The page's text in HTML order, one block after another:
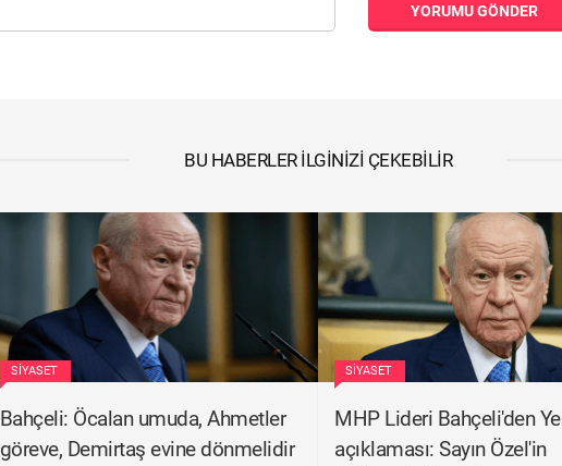
YORUMU GÖNDER
BU HABERLER İLGINIZI ÇEKEBILIR
SIYASET
Bahçeli: Öcalan umuda, Ahmetler
göreve, Demirtaş evine dönmelidir
SIYASET
MHP Lideri Bahçeli'den
açıklaması: Sayın Özel'in